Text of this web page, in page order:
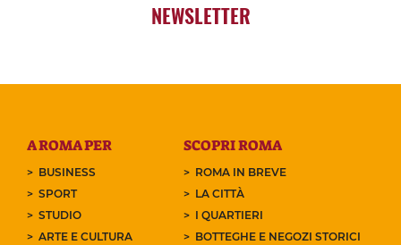
NEWSLETTER
A ROMA PER
BUSINESS
SPORT
STUDIO
ARTE E CULTURA
SCOPRI ROMA
ROMA IN BREVE
LA CITTÀ
I QUARTIERI
BOTTEGHE E NEGOZI STORICI